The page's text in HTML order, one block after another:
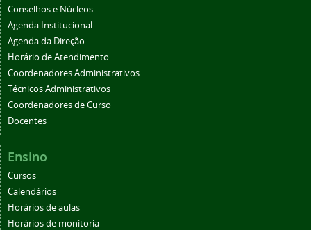
Conselhos e Núcleos
Agenda Institucional
Agenda da Direção
Horário de Atendimento
Coordenadores Administrativos
Técnicos Administrativos
Coordenadores de Curso
Docentes
Ensino
Cursos
Calendários
Horários de aulas
Horários de monitoria